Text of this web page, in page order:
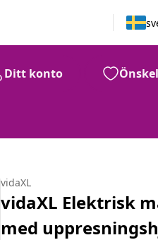
Ditt konto
vidaXL
vidaXL Elektrisk
med